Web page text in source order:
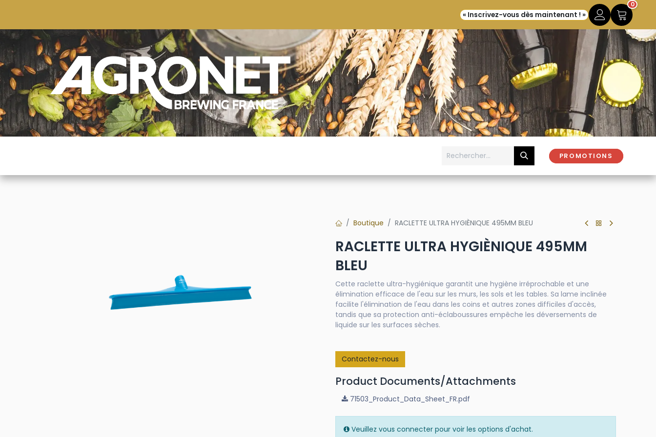
« Inscrivez-vous dès maintenant ! »
0
PROMOTIONS
Boutique RACLETTE ULTRA HYGIÈNIQUE 495MM BLEU
RACLETTE ULTRA HYGIÈNIQUE 495MM
BLEU
Cette raclette ultra-hygiénique garantit une hygiène irréprochable et une
élimination efficace de l'eau sur les murs, les sols et les tables. Sa lame inclinée
facilite l'élimination de l'eau dans les coins et autres zones difficiles d'accès,
tandis que sa protection anti-éclaboussures empêche les déversements de
liquide sur les surfaces sèches.
Contactez-nous
Product Documents/Attachments
71503_Product_Data_Sheet_FR.pdf
Veuillez vous connecter pour voir les options d'achat.